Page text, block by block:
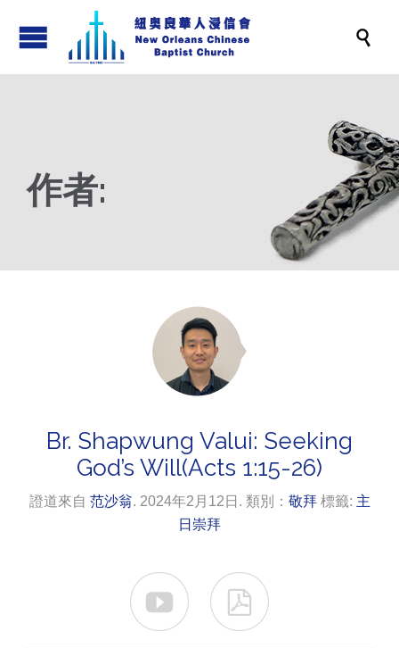

作者:
Br. Shapwung Valui: Seeking
God’s Will(Acts 1:15-26)
證道來自 范沙翁. 2024年2月12日. 類別： 敬拜標籤: 主
日崇拜
 